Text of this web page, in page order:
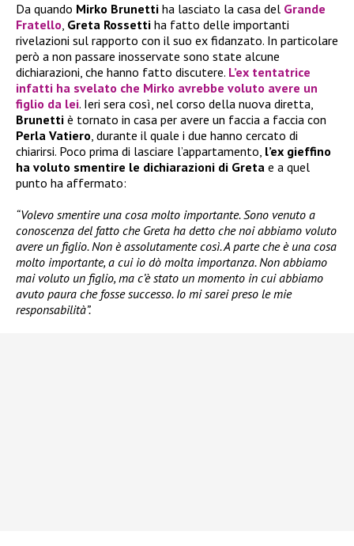
Da quando Mirko Brunetti ha lasciato la casa del Grande
Fratello, Greta Rossetti ha fatto delle importanti
rivelazioni sul rapporto con il suo ex fidanzato. In particolare
però a non passare inosservate sono state alcune
dichiarazioni, che hanno fatto discutere. L’ex tentatrice
infatti ha svelato che Mirko avrebbe voluto avere un
figlio da lei. Ieri sera così, nel corso della nuova diretta,
Brunetti è tornato in casa per avere un faccia a faccia con
Perla Vatiero, durante il quale i due hanno cercato di
chiarirsi. Poco prima di lasciare l’appartamento, l’ex gieffino
ha voluto smentire le dichiarazioni di Greta e a quel
punto ha affermato:
“Volevo smentire una cosa molto importante. Sono venuto a
conoscenza del fatto che Greta ha detto che noi abbiamo voluto
avere un figlio. Non è assolutamente così. A parte che è una cosa
molto importante, a cui io dò molta importanza. Non abbiamo
mai voluto un figlio, ma c’è stato un momento in cui abbiamo
avuto paura che fosse successo. Io mi sarei preso le mie
responsabilità”.